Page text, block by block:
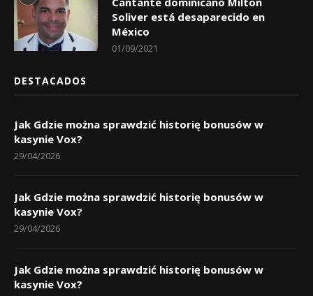
Soliver está desaparecido en
México
01/09/2021
DESTACADOS
Jak Gdzie można sprawdzić historię bonusów w
kasynie Vox?
29/04/2026
Jak Gdzie można sprawdzić historię bonusów w
kasynie Vox?
29/04/2026
Jak Gdzie można sprawdzić historię bonusów w
kasynie Vox?